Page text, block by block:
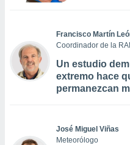
Francisco Martín
Coordinador de la
Un estudio
extremo hace
permanezcan
José Miguel Viñas
Meteorólogo